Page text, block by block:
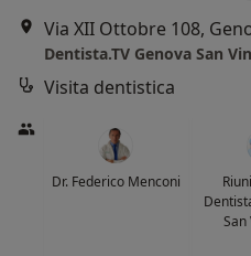
Via XII Ottobre 108,
Dentista.TV Genova San
Visita dentistica
Dr. Federico Menconi
San